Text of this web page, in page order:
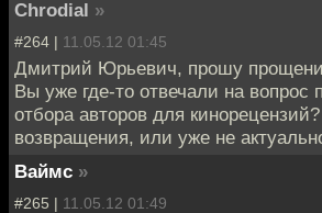
Chrodial »
#264 | 11.05.12 01:45
Дмитрий Юрьевич, прошу
Вы уже где-то отвечали на вопрос
отбора авторов для
возвращения, или уже не
Ваймс »
#265 | 11.05.12 01:49